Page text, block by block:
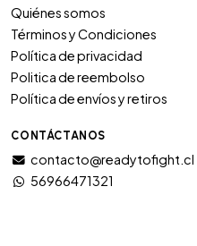
Quiénes somos
Términos y Condiciones
Política de privacidad
Politica de reembolso
Política de envíos y retiros
CONTÁCTANOS
contacto@readytofight.cl
56966471321